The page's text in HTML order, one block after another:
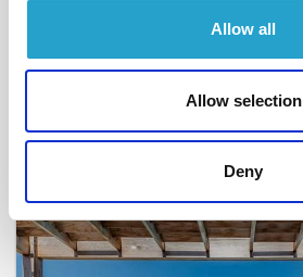
Allow all
Allow selection
Deny
A partir de7 350 €par semaine